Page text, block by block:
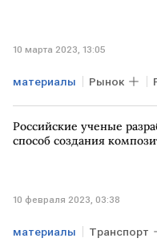
10 марта 2023, 13:05
материалы Рынок
Экономика Торги
РЭО онлайн-
Российские ученые
способ создания
10 февраля 2023, 03:38
материалы Транспорт